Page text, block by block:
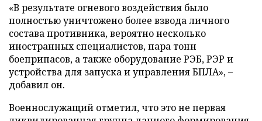
«В результате огневого воздействия было
полностью уничтожено более взвода личного
состава противника, вероятно несколько
иностранных специалистов, пара тонн
боеприпасов, а также оборудование РЭБ, РЭР и
устройства для запуска и управления БПЛА», –
добавил он.
Военнослужащий отметил, что это не первая